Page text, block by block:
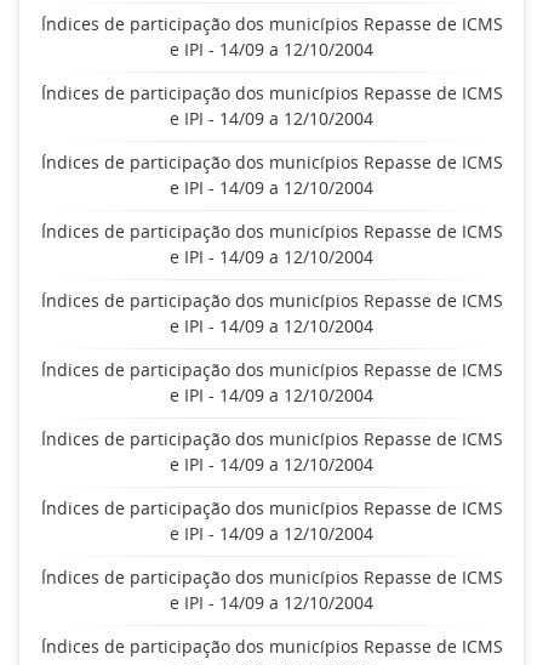
Índices de participação dos municípios Repasse de ICMS
e IPI - 14/09 a 12/10/2004
Índices de participação dos municípios Repasse de ICMS
e IPI - 14/09 a 12/10/2004
Índices de participação dos municípios Repasse de ICMS
e IPI - 14/09 a 12/10/2004
Índices de participação dos municípios Repasse de ICMS
e IPI - 14/09 a 12/10/2004
Índices de participação dos municípios Repasse de ICMS
e IPI - 14/09 a 12/10/2004
Índices de participação dos municípios Repasse de ICMS
e IPI - 14/09 a 12/10/2004
Índices de participação dos municípios Repasse de ICMS
e IPI - 14/09 a 12/10/2004
Índices de participação dos municípios Repasse de ICMS
e IPI - 14/09 a 12/10/2004
Índices de participação dos municípios Repasse de ICMS
e IPI - 14/09 a 12/10/2004
Índices de participação dos municípios Repasse de ICMS